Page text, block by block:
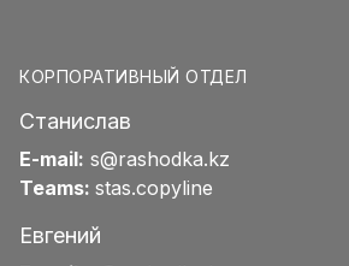
КОРПОРАТИВНЫЙ ОТДЕЛ
Станислав
E-mail: s@rashodka.kz
Teams: stas.copyline
Евгений